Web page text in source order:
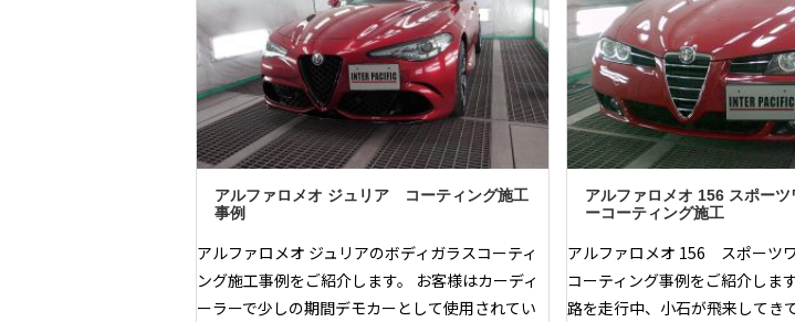
アルファロメオ ジュリア コーティング施工
事例
アルファロメオ ジュリアのボディガラスコーティ
ング施工事例をご紹介します。 お客様はカーディ
ーラーで少しの期間デモカーとして使用されてい
アルファロメオ 156 スポーツ
ーコーティング施工
アルファロメオ 156 スポーツ
コーティング事例をご紹介しま
路を走行中、小石が飛来してき